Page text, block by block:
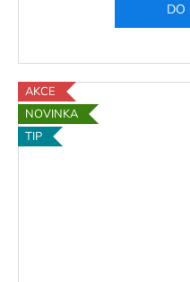
DO
AKCE
NOVINKA
TIP